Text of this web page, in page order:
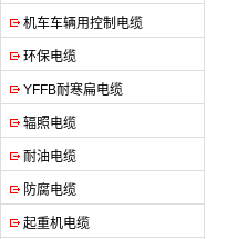
机车车辆用控制电缆
环保电缆
YFFB耐寒扁电缆
辐照电缆
耐油电缆
防腐电缆
起重机电缆